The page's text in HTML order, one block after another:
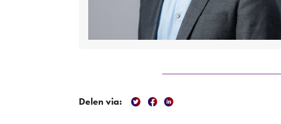
Delen via: